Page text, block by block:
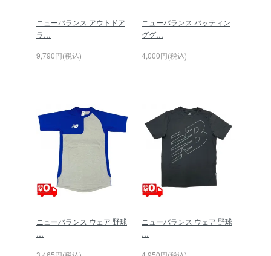
ニューバランス アウトドア
ラ…
9,790円(税込)
ニューバランス バッティン
ググ…
4,000円(税込)
ニューバランス ウェア 野球
…
ニューバランス ウェア 野球
…